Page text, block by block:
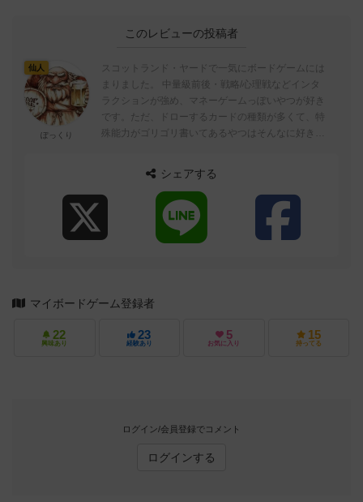
このレビューの投稿者
仙人
ぽっくり
スコットランド・ヤードで一気にボードゲームには
まりました。 中量級前後・戦略/心理戦などインタ
ラクションが強め、マネーゲームっぽいやつが好き
です。ただ、ドローするカードの種類が多くて、特
殊能力がゴリゴリ書いてあるやつはそんなに好きで
シェアする
マイボードゲーム登録者
22
興味あり
23
経験あり
5
お気に入り
15
持ってる
ログイン/会員登録でコメント
ログインする